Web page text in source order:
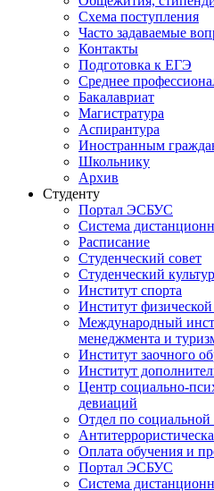
Схема поступления
Часто задаваемые
Контакты
Подготовка к ЕГЭ
Среднее
Бакалавриат
Магистратура
Аспирантура
Иностранным
Школьнику
Архив
Студенту
Портал ЭСБУС
Система
Расписание
Студенческий совет
Студенческий
Институт спорта
Институт
Международный
менеджмента и
Институт заочного
Институт
Центр социально-
девиаций
Отдел по социальной
Оплата обучения и
Портал ЭСБУС
Система